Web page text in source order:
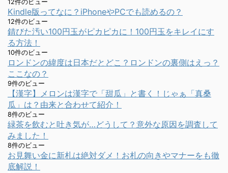
12件のビュー
Kindle版ってなに？iPhoneやPCでも読めるの？
12件のビュー
錆びた汚い100円玉がピカピカに！100円玉をキレイにす
る方法！
10件のビュー
ロンドンの緯度は日本だとどこ？ロンドンの裏側はえっ？
ここなの？
9件のビュー
【漢字】メロンは漢字で「甜瓜」と書く！じゃぁ「真桑
瓜」は？由来と合わせて紹介！
8件のビュー
緑茶を飲むと吐き気が…どうして？意外な原因を調査して
みました！
8件のビュー
お見舞い金に新札は絶対ダメ！お札の向きやマナーをも徹
底解説！